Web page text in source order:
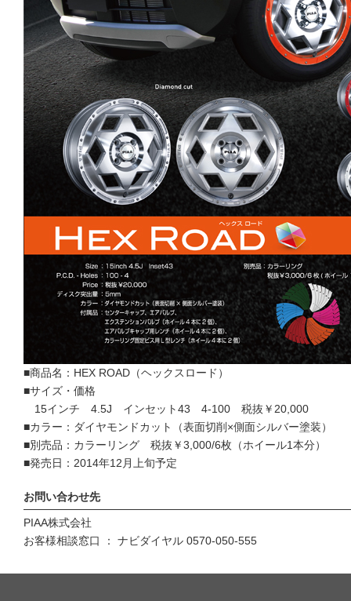
■商品名：HEX ROAD（ヘックスロード）
■サイズ・価格
15インチ 4.5J インセット43 4-100 税抜￥20,000
■カラー：ダイヤモンドカット（表面切削×側面シルバー塗装）
■別売品：カラーリング 税抜￥3,000/6枚（ホイール1本分）
■発売日：2014年12月上旬予定
お問い合わせ先
PIAA株式会社
お客様相談窓口 ： ナビダイヤル 0570-050-555